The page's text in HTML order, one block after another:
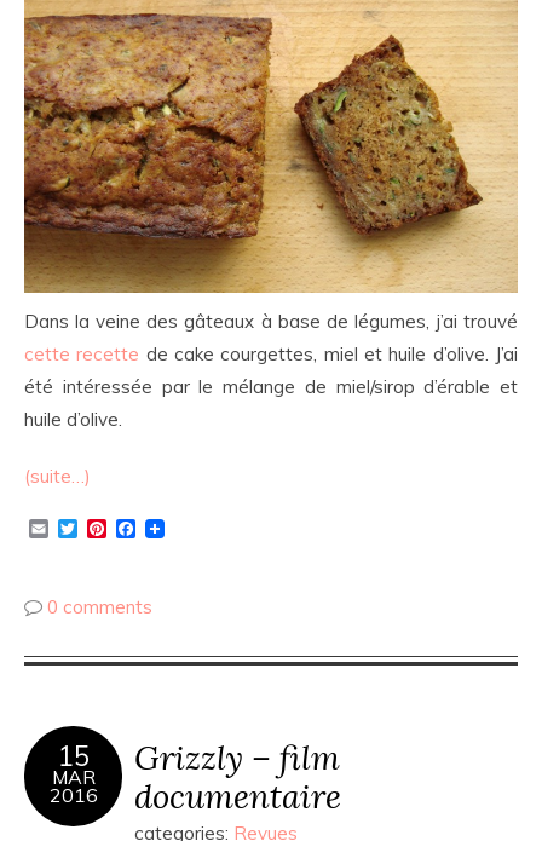
Dans la veine des gâteaux à base de légumes, j’ai trouvé
cette recette de cake courgettes, miel et huile d’olive. J’ai
été intéressée par le mélange de miel/sirop d’érable et
huile d’olive.
(suite…)
EmailTwitterPinterestFacebook
0 comments
15
MAR
2016
Grizzly – film
documentaire
categories: Revues